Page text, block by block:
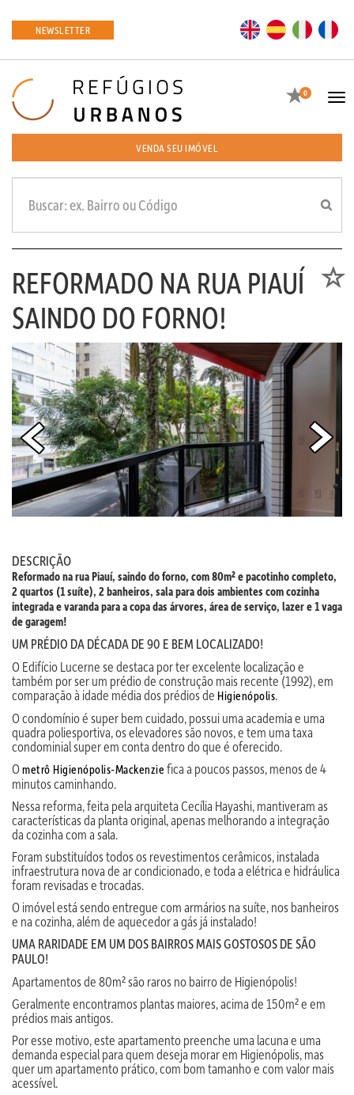
NEWSLETTER EN ES
Favoritos
0
VENDA SEU IMÓVEL
REFORMADO NA RUA PIAUÍ
SAINDO DO FORNO!
DESCRIÇÃO
Reformado na rua Piauí, saindo do forno, com 80m² e pacotinho completo,
2 quartos (1 suíte), 2 banheiros, sala para dois ambientes com cozinha
integrada e varanda para a copa das árvores, área de serviço, lazer e 1 vaga
de garagem!
UM PRÉDIO DA DÉCADA DE 90 E BEM LOCALIZADO!
O Edifício Lucerne se destaca por ter excelente localização e
também por ser um prédio de construção mais recente (1992), em
comparação à idade média dos prédios de Higienópolis.
O condomínio é super bem cuidado, possui uma academia e uma
quadra poliesportiva, os elevadores são novos, e tem uma taxa
condominial super em conta dentro do que é oferecido.
Ometrô Higienópolis-Mackenzie fica a poucos passos, menos de 4
minutos caminhando.
Nessa reforma, feita pela arquiteta Cecília Hayashi, mantiveram as
características da planta original, apenas melhorando a integração
da cozinha com a sala.
Foram substituídos todos os revestimentos cerâmicos, instalada
infraestrutura nova de ar condicionado, e toda a elétrica e hidráulica
foram revisadas e trocadas.
O imóvel está sendo entregue com armários na suíte, nos banheiros
e na cozinha, além de aquecedor a gás já instalado!
UMA RARIDADE EM UM DOS BAIRROS MAIS GOSTOSOS DE SÃO
PAULO!
Apartamentos de 80m² são raros no bairro de Higienópolis!
Geralmente encontramos plantas maiores, acima de 150m² e em
prédios mais antigos.
Por esse motivo, este apartamento preenche uma lacuna e uma
demanda especial para quem deseja morar em Higienópolis, mas
quer um apartamento prático, com bom tamanho e com valor mais
acessível.